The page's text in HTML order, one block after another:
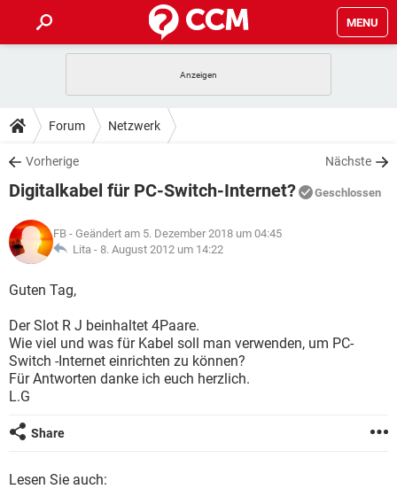
MENU
ANDROID
WINDOWS 10
WHATSAPP TIKTOK
FACEBOOK
TIPPS & TRICKS
SPIELE
WHATSAPP TIKTOK
FACEBOOK
DOWNLOADS
SPIELE STREAMING
ANDROID
WINDOWS 10 INSTAGRAM
WHATSAPP
FORUM
SPIELE STREAMING
ANDROID
WINDOWS 10
WHATSAPP
FACEBOOK HARDWARE
LEXIKON
SPIELE
WINDOWS 10 INSTAGRAM
WHATSAPP TIKTOK
FACEBOOK
Forum Netzwerk
Vorherige Nächste
Digitalkabel für PC-Switch-Internet? Geschlossen
FB - Geändert am 5. Dezember 2018 um 04:45
Lita - 8. August 2012 um 14:22
Guten Tag,
Der Slot R J beinhaltet 4Paare.
Wie viel und was für Kabel soll man verwenden, um PC-
Switch -Internet einrichten zu können?
Für Antworten danke ich euch herzlich.
L.G
Share
Lesen Sie auch: